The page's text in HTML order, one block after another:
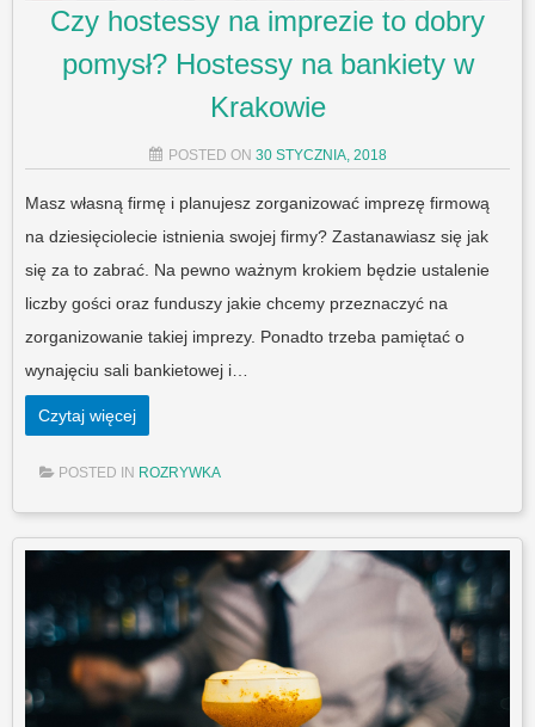
Czy hostessy na imprezie to dobry
pomysł? Hostessy na bankiety w
Krakowie
POSTED ON 30 STYCZNIA, 2018
Masz własną firmę i planujesz zorganizować imprezę firmową
na dziesięciolecie istnienia swojej firmy? Zastanawiasz się jak
się za to zabrać. Na pewno ważnym krokiem będzie ustalenie
liczby gości oraz funduszy jakie chcemy przeznaczyć na
zorganizowanie takiej imprezy. Ponadto trzeba pamiętać o
wynajęciu sali bankietowej i…
Czytaj więcej
POSTED IN ROZRYWKA